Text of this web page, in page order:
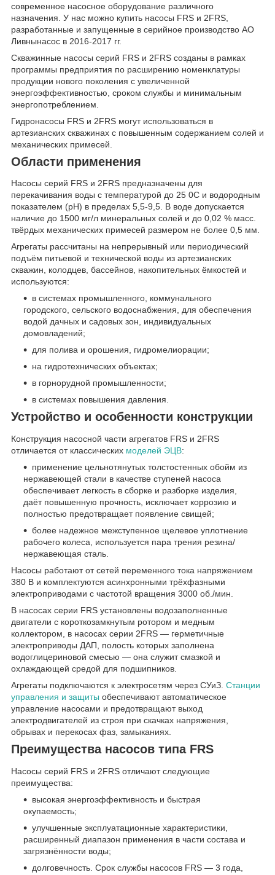
современное насосное оборудование различного
назначения. У нас можно купить насосы FRS и 2FRS,
разработанные и запущенные в серийное производство АО
Ливнынасос в 2016-2017 гг.
Скважинные насосы серий FRS и 2FRS созданы в рамках
программы предприятия по расширению номенклатуры
продукции нового поколения с увеличенной
энергоэффективностью, сроком службы и минимальным
энергопотреблением.
Гидронасосы FRS и 2FRS могут использоваться в
артезианских скважинах с повышенным содержанием солей и
механических примесей.
Области применения
Насосы серий FRS и 2FRS предназначены для
перекачивания воды с температурой до 25 0С и водородным
показателем (рН) в пределах 5,5-9,5. В воде допускается
наличие до 1500 мг/л минеральных солей и до 0,02 % масс.
твёрдых механических примесей размером не более 0,5 мм.
Агрегаты рассчитаны на непрерывный или периодический
подъём питьевой и технической воды из артезианских
скважин, колодцев, бассейнов, накопительных ёмкостей и
используются:
в системах промышленного, коммунального
городского, сельского водоснабжения, для обеспечения
водой дачных и садовых зон, индивидуальных
домовладений;
для полива и орошения, гидромелиорации;
на гидротехнических объектах;
в горнорудной промышленности;
в системах повышения давления.
Устройство и особенности конструкции
Конструкция насосной части агрегатов FRS и 2FRS
отличается от классических моделей ЭЦВ:
применение цельнотянутых толстостенных обойм из
нержавеющей стали в качестве ступеней насоса
обеспечивает легкость в сборке и разборке изделия,
даёт повышенную прочность, исключает коррозию и
полностью предотвращает появление свищей;
более надежное межступенное щелевое уплотнение
рабочего колеса, используется пара трения резина/
нержавеющая сталь.
Насосы работают от сетей переменного тока напряжением
380 В и комплектуются асинхронными трёхфазными
электроприводами с частотой вращения 3000 об./мин.
В насосах серии FRS установлены водозаполненные
двигатели с короткозамкнутым ротором и медным
коллектором, в насосах серии 2FRS — герметичные
электроприводы ДАП, полость которых заполнена
водоглицериновой смесью — она служит смазкой и
охлаждающей средой для подшипников.
Агрегаты подключаются к электросетям через СУиЗ. Станции
управления и защиты обеспечивают автоматическое
управление насосами и предотвращают выход
электродвигателей из строя при скачках напряжения,
обрывах и перекосах фаз, замыканиях.
Преимущества насосов типа FRS
Насосы серий FRS и 2FRS отличают следующие
преимущества:
высокая энергоэффективность и быстрая
окупаемость;
улучшенные эксплуатационные характеристики,
расширенный диапазон применения в части состава и
загрязнённости воды;
долговечность. Срок службы насосов FRS — 3 года,